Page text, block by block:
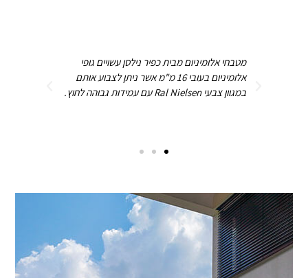
מטבחי אלומיניום מבית כפיר נילסן עשויים גופי
אלומיניום בעובי 16 מ"מ אשר ניתן לצבוע אותם
במגוון צבעי Ral Nielsen עם עמידות גבוהה לחוץ.